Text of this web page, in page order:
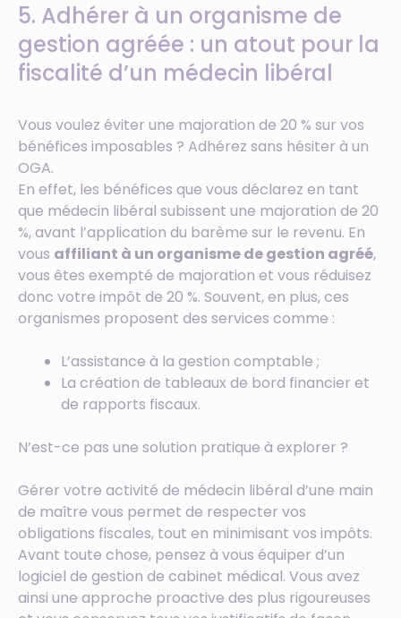
5. Adhérer à un organisme de
gestion agréée : un atout pour la
fiscalité d’un médecin libéral
Vous voulez éviter une majoration de 20 % sur vos
bénéfices imposables ? Adhérez sans hésiter à un
OGA.
En effet, les bénéfices que vous déclarez en tant
que médecin libéral subissent une majoration de 20
%, avant l’application du barème sur le revenu. En
vous affiliant à un organisme de gestion agréé,
vous êtes exempté de majoration et vous réduisez
donc votre impôt de 20 %. Souvent, en plus, ces
organismes proposent des services comme :
L’assistance à la gestion comptable ;
La création de tableaux de bord financier et
de rapports fiscaux.
N’est-ce pas une solution pratique à explorer ?
Gérer votre activité de médecin libéral d’une main
de maître vous permet de respecter vos
obligations fiscales, tout en minimisant vos impôts.
Avant toute chose, pensez à vous équiper d’un
logiciel de gestion de cabinet médical. Vous avez
ainsi une approche proactive des plus rigoureuses